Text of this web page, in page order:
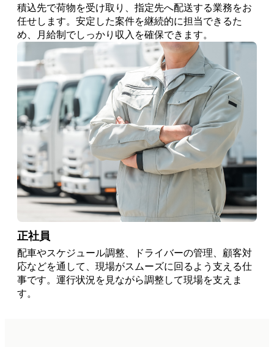
積込先で荷物を受け取り、指定先へ配送する業務をお
任せします。安定した案件を継続的に担当できるた
め、月給制でしっかり収入を確保できます。
正社員
配車やスケジュール調整、ドライバーの管理、顧客対
応などを通して、現場がスムーズに回るよう支える仕
事です。運行状況を見ながら調整して現場を支えま
す。